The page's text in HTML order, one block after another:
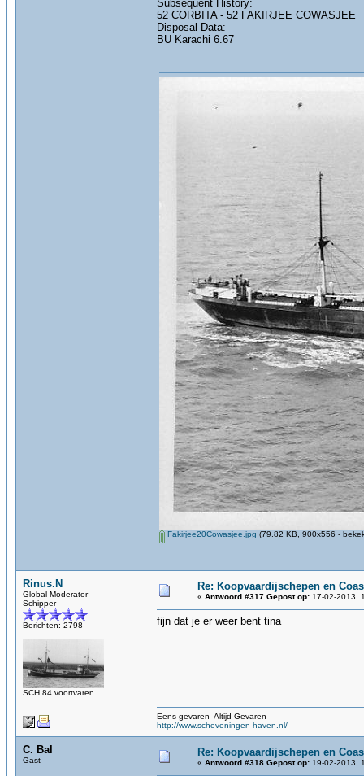
Subsequent History:
52 CORBITA - 52 FAKIRJEE COWASJEE
Disposal Data:
BU Karachi 6.67
Fakirjee20Cowasjee.jpg (79.82 KB, 900x556 -
Rinus.N
Global Moderator
Schipper
Berichten: 2798
SCH 84 voortvaren
Re: Koopvaardijschepen en
« Antwoord #317 Gepost op: 17-02-2013,
fijn dat je er weer bent tina
Eens gevaren Altijd Gevaren
http://www.scheveningen-haven.nl/
C. Bal
Gast
Re: Koopvaardijschepen en
« Antwoord #318 Gepost op: 19-02-2013,